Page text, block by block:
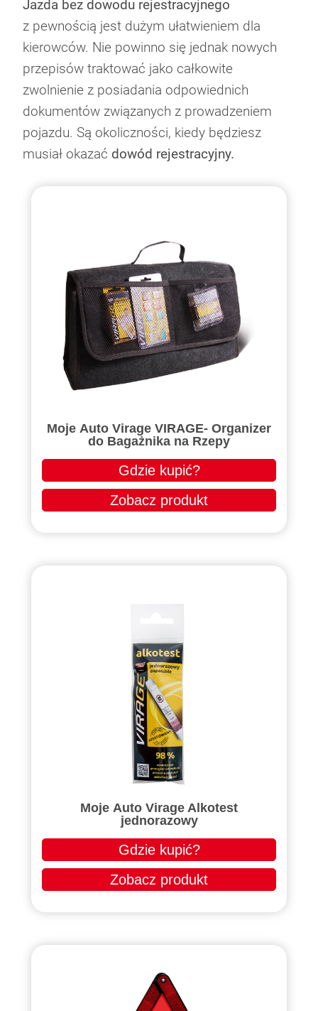
Jazda bez dowodu rejestracyjnego
z pewnością jest dużym ułatwieniem dla
kierowców. Nie powinno się jednak nowych
przepisów traktować jako całkowite
zwolnienie z posiadania odpowiednich
dokumentów związanych z prowadzeniem
pojazdu. Są okoliczności, kiedy będziesz
musiał okazać dowód rejestracyjny.
Moje Auto Virage VIRAGE- Organizer
do Bagażnika na Rzepy
Gdzie kupić?
Zobacz produkt
Moje Auto Virage Alkotest
jednorazowy
Gdzie kupić?
Zobacz produkt